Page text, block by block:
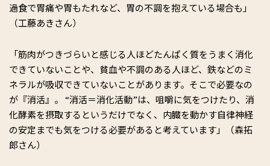
過食で胃痛や胃もたれなど、胃の不調を抱えている場合も」
（工藤あきさん）
「筋肉がつきづらいと感じる人ほどたんぱく質をうまく消化
できていないことや、貧血や不調のある人ほど、鉄などのミ
ネラルが吸収できていないことがあります。そこで必要なの
が『消活』。 “消活＝消化活動”は、咀嚼に気をつけたり、消
化酵素を摂取するというだけでなく、内臓を動かす自律神経
の安定までも気をつける必要があると考えています」（森拓
郎さん）